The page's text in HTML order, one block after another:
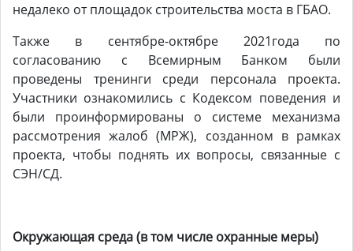
недалеко от площадок строительства моста в ГБАО.
Также в сентябре-октябре 2021года по
согласованию с Всемирным Банком были
проведены тренинги среди персонала проекта.
Участники ознакомились с Кодексом поведения и
были проинформированы о системе механизма
рассмотрения жалоб (МРЖ), созданном в рамках
проекта, чтобы поднять их вопросы, связанные с
СЭН/СД.
Окружающая среда (в том числе охранные меры)